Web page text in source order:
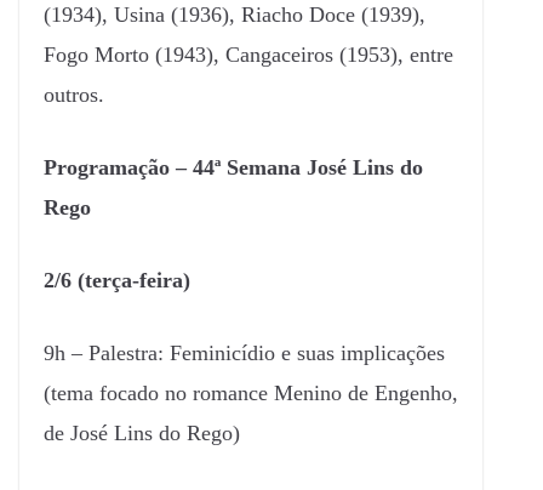
(1934), Usina (1936), Riacho Doce (1939),
Fogo Morto (1943), Cangaceiros (1953), entre
outros.
Programação – 44ª Semana José Lins do
Rego
2/6 (terça-feira)
9h – Palestra: Feminicídio e suas implicações
(tema focado no romance Menino de Engenho,
de José Lins do Rego)